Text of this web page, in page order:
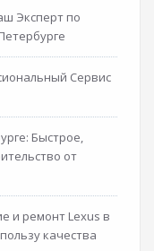
Эксперт по
Сервис
Быстрое,
от
и ремонт Lexus в
качества